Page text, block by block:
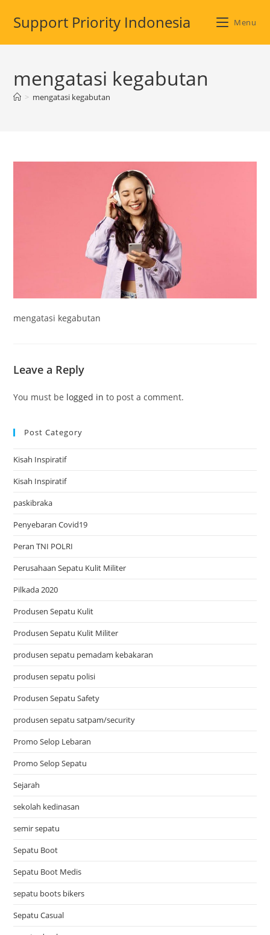
Support Priority Indonesia Menu
mengatasi kegabutan
> mengatasi kegabutan
mengatasi kegabutan
Leave a Reply
You must be logged in to post a comment.
Post Category
Kisah Inspiratif
Kisah Inspiratif
paskibraka
Penyebaran Covid19
Peran TNI POLRI
Perusahaan Sepatu Kulit Militer
Pilkada 2020
Produsen Sepatu Kulit
Produsen Sepatu Kulit Militer
produsen sepatu pemadam kebakaran
produsen sepatu polisi
Produsen Sepatu Safety
produsen sepatu satpam/security
Promo Selop Lebaran
Promo Selop Sepatu
Sejarah
sekolah kedinasan
semir sepatu
Sepatu Boot
Sepatu Boot Medis
sepatu boots bikers
Sepatu Casual